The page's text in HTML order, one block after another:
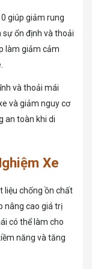
giúp giảm rung
sự ổn định và thoải
làm giảm cảm
và thoải mái
và giảm nguy cơ
an toàn khi di
Xe
liệu chống ồn chất
nâng cao giá trị
có thể làm cho
năng và tăng